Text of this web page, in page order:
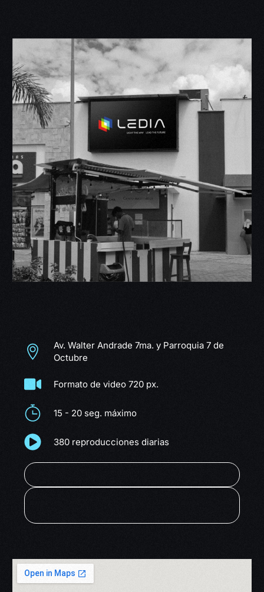
Av. Walter Andrade 7ma. y Parroquia 7 de
Octubre
Formato de video 720 px.
15 - 20 seg. máximo
380 reproducciones diarias